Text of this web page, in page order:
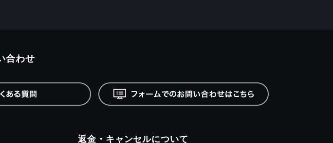
返金・キャンセルについて
合わせ